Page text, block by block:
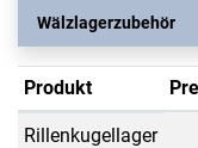
Wälzlagerzubehör
Produkt
Rillenkugellager